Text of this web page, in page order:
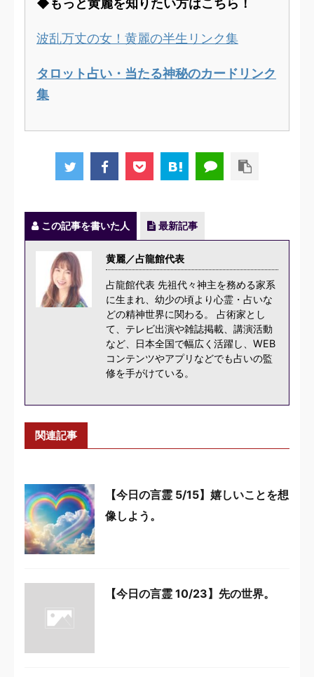
◆もっと黄麗を知りたい方はこちら！
波乱万丈の女！黄麗の半生リンク集
タロット占い・当たる神秘のカードリンク
集
この記事を書いた人 最新記事
黄麗／占龍館代表
占龍館代表 先祖代々神主を務める家系
に生まれ、幼少の頃より心霊・占いな
どの精神世界に関わる。 占術家とし
て、テレビ出演や雑誌掲載、講演活動
など、日本全国で幅広く活躍し、WEB
コンテンツやアプリなどでも占いの監
修を手がけている。
関連記事
【今日の言霊 5/15】嬉しいことを想
像しよう。
【今日の言霊 10/23】先の世界。